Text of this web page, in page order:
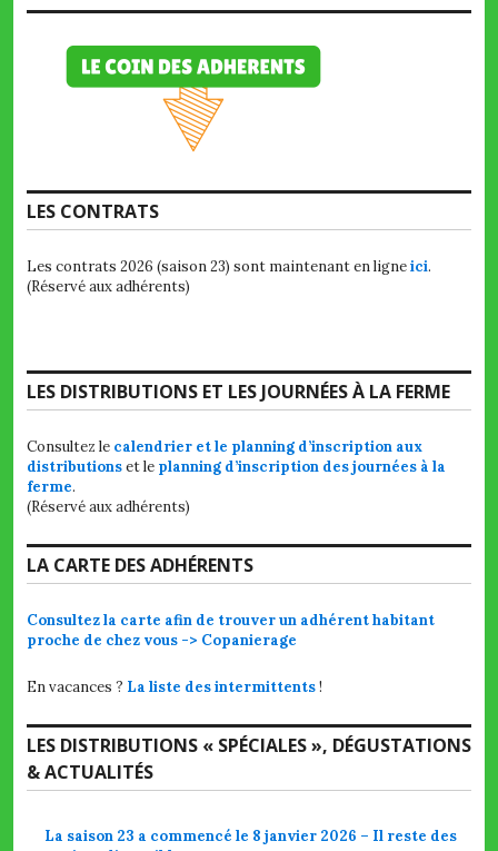
LES CONTRATS
Les contrats 2026 (saison 23) sont maintenant en ligneici.
(Réservé aux adhérents)
LES DISTRIBUTIONS ET LES JOURNÉES À LA FERME
Consultez le calendrier et le planning d’inscription aux
distributionset le planning d’inscription des journées à la
ferme.
(Réservé aux adhérents)
LA CARTE DES ADHÉRENTS
Consultez la carte afin de trouver un adhérent habitant
proche de chez vous -> Copanierage
En vacances ? La liste des intermittents!
LES DISTRIBUTIONS « SPÉCIALES », DÉGUSTATIONS
& ACTUALITÉS
La saison 23 a commencé le 8 janvier 2026 – Il reste des